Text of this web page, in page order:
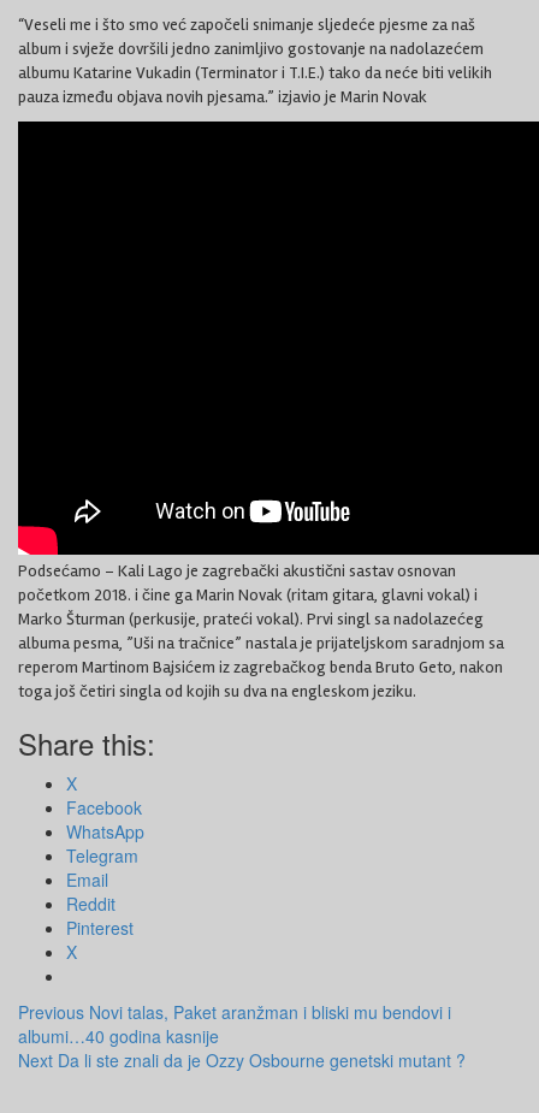
“Veseli me i što smo već započeli snimanje sljedeće pjesme za naš
album i svježe dovršili jedno zanimljivo gostovanje na nadolazećem
albumu Katarine Vukadin (Terminator i T.I.E.) tako da neće biti velikih
pauza između objava novih pjesama.” izjavio je Marin Novak
Podsećamo – Kali Lago je zagrebački akustični sastav osnovan
početkom 2018. i čine ga Marin Novak (ritam gitara, glavni vokal) i
Marko Šturman (perkusije, prateći vokal). Prvi singl sa nadolazećeg
albuma pesma, ”Uši na tračnice” nastala je prijateljskom saradnjom sa
reperom Martinom Bajsićem iz zagrebačkog benda Bruto Geto, nakon
toga još četiri singla od kojih su dva na engleskom jeziku.
Share this:
X
Facebook
WhatsApp
Telegram
Email
Reddit
Pinterest
X
Post
navigation
Previous Novi talas, Paket aranžman i bliski mu bendovi i
albumi…40 godina kasnije
Next Da li ste znali da je Ozzy Osbourne genetski mutant ?